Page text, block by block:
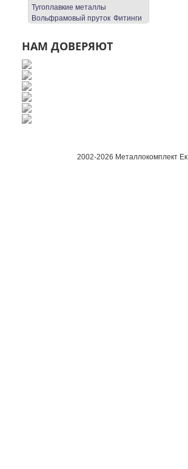
Тугоплавкие металлы
Вольфрамовый пруток Фитинги
НАМ ДОВЕРЯЮТ
2002-2026 Металлокомплект Ек